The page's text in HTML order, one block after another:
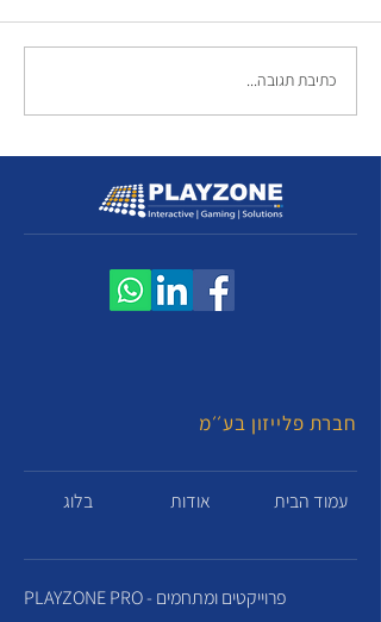
כתיבת תגובה...
חברת פלייזון בע׳׳מ
בלוג אודות עמוד הבית
PLAYZONE PRO - פרוייקטים ומתחמים